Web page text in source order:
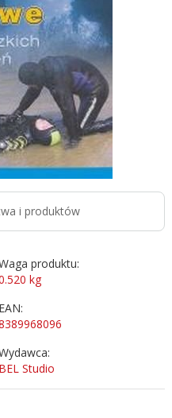
i produktów
produktu:
kg
EAN:
BEL Studio